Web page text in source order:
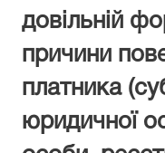
довільній
причини
платника
юридичної